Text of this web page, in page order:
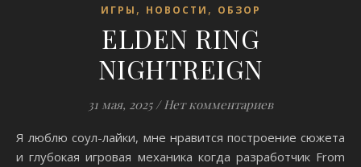
ИГРЫ , НОВОСТИ , ОБЗОР
ELDEN RING
NIGHTREIGN
31 мая, 2025 / Нет комментариев
Я люблю соул-лайки, мне нравится построение сюжета
и глубокая игровая механика когда разработчик From